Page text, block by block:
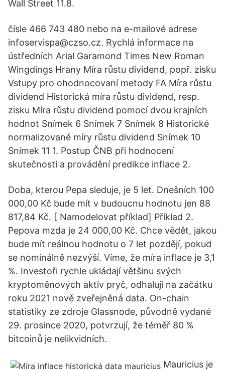
Wall Street 11.8.
čísle 466 743 480 nebo na e-mailové adrese
infoservispa@czso.cz. Rychlá informace na
ústředních Arial Garamond Times New Roman
Wingdings Hrany Míra růstu dividend, popř. zisku
Vstupy pro ohodnocovaní metody FA Míra růstu
dividend Historická míra růstu dividend, resp.
zisku Míra růstu dividend pomocí dvou krajních
hodnot Snímek 6 Snímek 7 Snímek 8 Historické
normalizované míry růstu dividend Snímek 10
Snímek 11 1. Postup ČNB při hodnocení
skutečnosti a provádění predikce inflace 2.
Doba, kterou Pepa sleduje, je 5 let. Dnešních 100
000,00 Kč bude mít v budoucnu hodnotu jen 88
817,84 Kč. [ Namodelovat příklad] Příklad 2.
Pepova mzda je 24 000,00 Kč. Chce vědět, jakou
bude mít reálnou hodnotu o 7 let pozdějí, pokud
se nominálně nezvýší. Víme, že míra inflace je 3,1
%. Investoři rychle ukládají většinu svých
kryptoměnových aktiv pryč, odhalují na začátku
roku 2021 nově zveřejněná data. On-chain
statistiky ze zdroje Glassnode, původně vydané
29. prosince 2020, potvrzují, že téměř 80 %
bitcoinů je nelikvidních.
Mauricius je